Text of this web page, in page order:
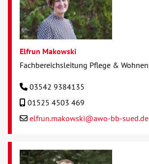
Elfrun Makowski
Fachbereichsleitung Pflege & Wohnen
03542 9384135
01525 4503 469
elfrun.makowski@awo-bb-sued.de